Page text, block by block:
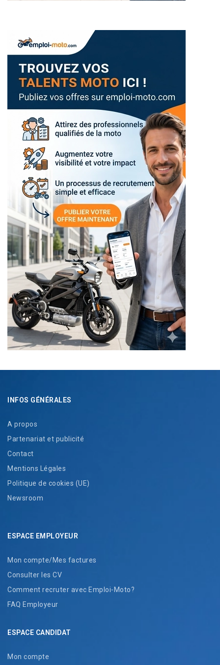
INFOS GÉNÉRALES
A propos
Partenariat et publicité
Contact
Mentions Légales
Politique de cookies (UE)
Newsroom
ESPACE EMPLOYEUR
Mon compte/Mes factures
Consulter les CV
Comment recruter avec Emploi-Moto?
FAQ Employeur
ESPACE CANDIDAT
Mon compte